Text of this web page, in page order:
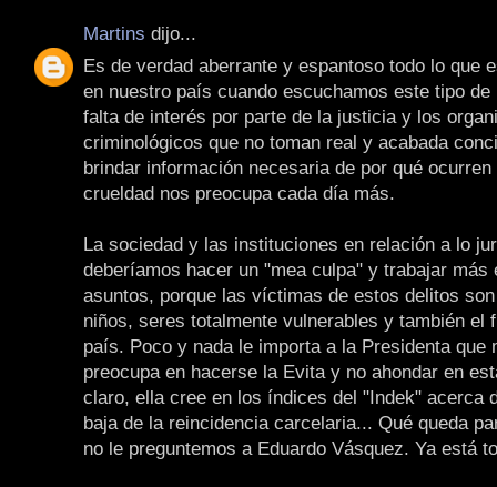
Martins dijo...
Es de verdad aberrante y espantoso todo lo que
en nuestro país cuando escuchamos este tipo
falta de interés por parte de la justicia y los
criminológicos que no toman real y acabada
brindar información necesaria de por qué
crueldad nos preocupa cada día más.
La sociedad y las instituciones en relación a lo
deberíamos hacer un "mea culpa" y trabajar más
asuntos, porque las víctimas de estos delitos
niños, seres totalmente vulnerables y también el
país. Poco y nada le importa a la Presidenta que
preocupa en hacerse la Evita y no ahondar en
claro, ella cree en los índices del "Indek" acerca
baja de la reincidencia carcelaria... Qué queda
no le preguntemos a Eduardo Vásquez. Ya está